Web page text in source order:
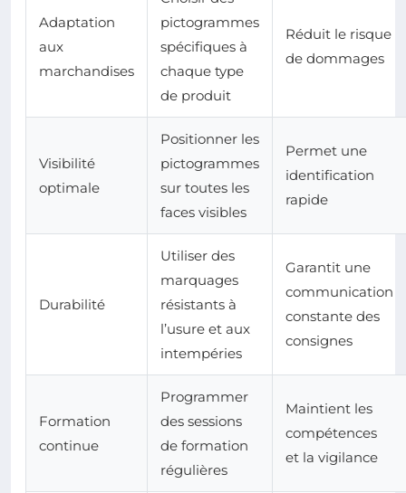
Adaptation
aux
marchandises
pictogrammes
spécifiques à
chaque type
de produit
Réduit le risque
de dommages
Visibilité
optimale
Positionner les
pictogrammes
sur toutes les
faces visibles
Permet une
identification
rapide
Durabilité
Utiliser des
marquages
résistants à
l’usure et aux
intempéries
Garantit une
communication
constante des
consignes
Formation
continue
Programmer
des sessions
de formation
régulières
Maintient les
compétences
et la vigilance